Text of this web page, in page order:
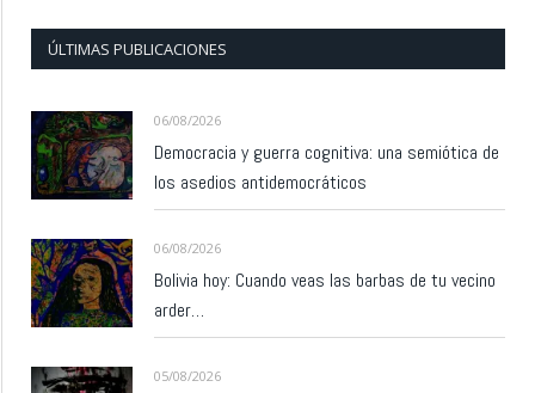
ÚLTIMAS PUBLICACIONES
06/08/2026
Democracia y guerra cognitiva: una semiótica de
los asedios antidemocráticos
06/08/2026
Bolivia hoy: Cuando veas las barbas de tu vecino
arder…
05/08/2026